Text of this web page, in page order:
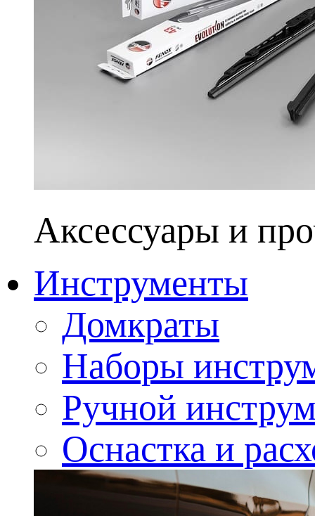
Аксессуары и
Инструменты
Домкраты
Наборы
Ручной
Оснастка и